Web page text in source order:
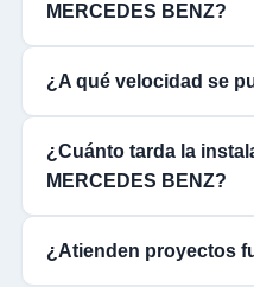
MERCEDES BENZ?
¿A qué velocidad se
¿Cuánto tarda la
MERCEDES BENZ?
¿Atienden proyectos